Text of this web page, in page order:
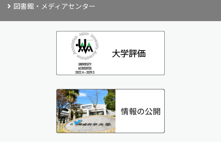
図書館・メディアセンター